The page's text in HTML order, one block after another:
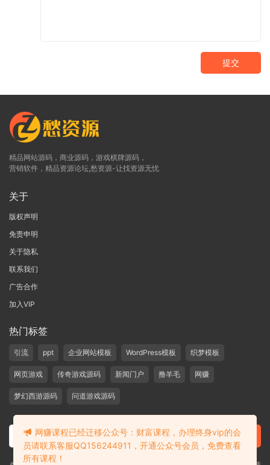
提交
精品网站源码，商业源码，游戏棋牌源码，
营销软件，精品资源论坛,愁资源-让找资源无忧
关于
版权声明
免责申明
关于隐私
联系我们
广告合作
加入VIP
热门标签
引流 ppt 企业网站模板 WordPress模板 织梦模板
网页游戏 传奇游戏源码 新闻门户 撸羊毛 网赚
梦幻西游源码 问道游戏源码
网赚课程已经迁移公众号：财富课程，办理终身vip的会
员请联系客服QQ156244911，开通公众号会员，免费查看
所有课程！